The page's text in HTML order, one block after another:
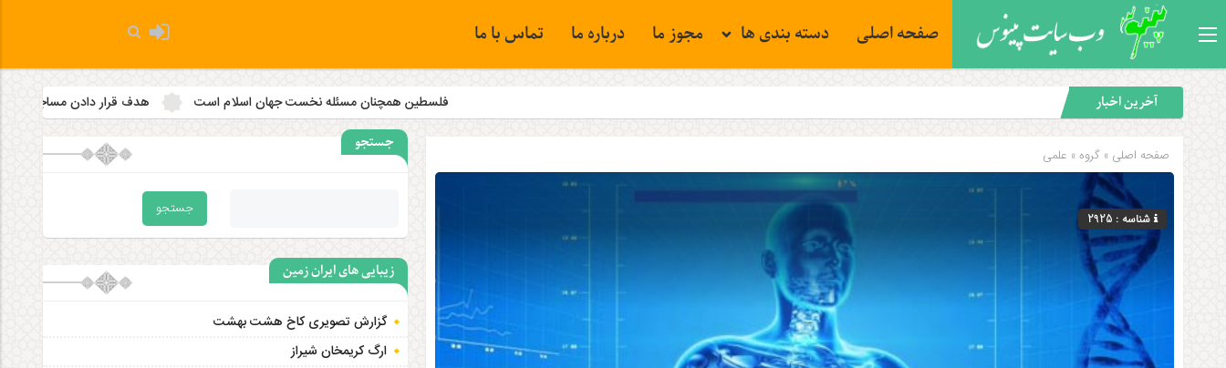
صفحه اصلی دسته بندی ها مجوز ما درباره ما تماس با ما
آخرین اخبار فلسطین همچنان مسئله نخست جهان اسلام است هدف قرار دادن مساجد به رویه‌ای سازمان‌ یافته
صفحه اصلی » گروه » علمی
شناسه : 2925
جستجو
زیبایی های ایران زمین
گزارش تصویری کاخ هشت‌ بهشت
ارگ کریمخان شیراز